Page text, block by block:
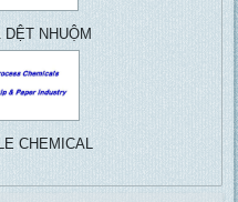
NHUỘM
CHEMICAL